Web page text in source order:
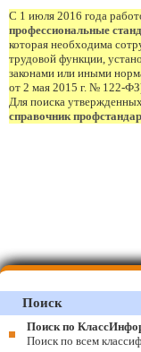
С 1 июля 2016 года
профессиональные
которая необходима
трудовой функции,
законами или иными
от 2 мая 2015 г. № 122-
Для поиска
справочник
Поиск
Поиск по
Поиск по всем